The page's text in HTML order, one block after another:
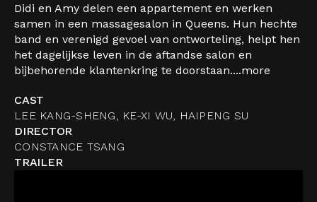
Didi en Amy delen een appartement en werken
samen in een massagesalon in Queens. Hun hechte
band en verenigd gevoel van ontworteling, helpt hen
het dagelijkse leven in de aftandse salon en
bijbehorende klantenkring te doorstaan....more
CAST
LEE KANG-SHENG, KE-XI WU, HAIPENG SU
DIRECTOR
CONSTANCE TSANG
TRAILER